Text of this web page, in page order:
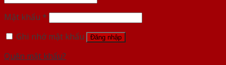
Mật khẩu *
Ghi nhớ mật khẩu
Đăng nhập
Quên mật khẩu?